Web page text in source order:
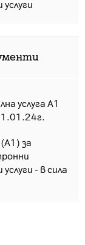
услуга A1
за
- в сила